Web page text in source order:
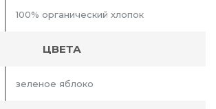
100% органический хлопок
ЦВЕТА
зеленое яблоко